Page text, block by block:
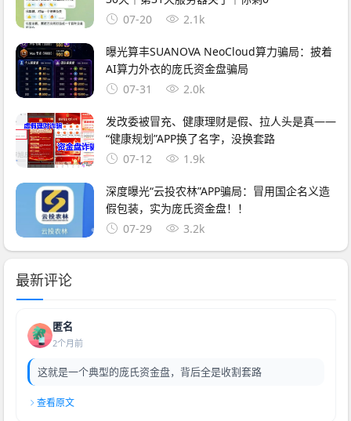
07-20
2.1k
曝光算丰SUANOVA NeoCloud算力骗局：披着
AI算力外衣的庞氏资金盘骗局
07-31
2.0k
发改委被冒充、健康理财是假、拉人头是真——
“健康规划”APP换了名字，没换套路
07-12
1.9k
深度曝光“云投农林”APP骗局：冒用国企名义造
假包装，实为庞氏资金盘！！
07-29
3.2k
最新评论
匿名
2个月前
这就是一个典型的庞氏资金盘，背后全是收割套路
查看原文